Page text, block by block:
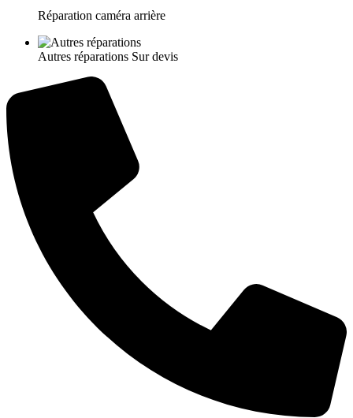
Réparation caméra arrière
Autres réparations Sur devis